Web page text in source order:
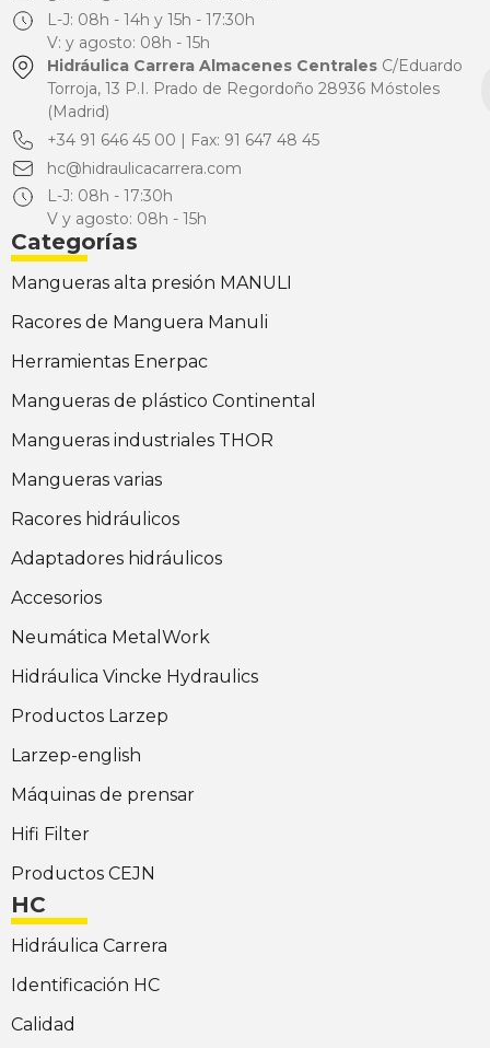
L-J: 08h - 14h y 15h - 17:30h
V: y agosto: 08h - 15h
Hidráulica Carrera Almacenes CentralesC/Eduardo
Torroja, 13 P.I. Prado de Regordoño 28936 Móstoles
(Madrid)
+34 91 646 45 00 | Fax: 91 647 48 45
hc@hidraulicacarrera.com
L-J: 08h - 17:30h
V y agosto: 08h - 15h
Categorías
Mangueras alta presión MANULI
Racores de Manguera Manuli
Herramientas Enerpac
Mangueras de plástico Continental
Mangueras industriales THOR
Mangueras varias
Racores hidráulicos
Adaptadores hidráulicos
Accesorios
Neumática MetalWork
Hidráulica Vincke Hydraulics
Productos Larzep
Larzep-english
Máquinas de prensar
Hifi Filter
Productos CEJN
HC
Hidráulica Carrera
Identificación HC
Calidad